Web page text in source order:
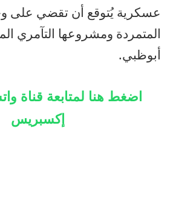
عسكرية يُتوقع أن تقضي على
المتمردة ومشروعها التآمري
أبوظبي.
اضغط هنا لمتابعة قناة
إكسبريس